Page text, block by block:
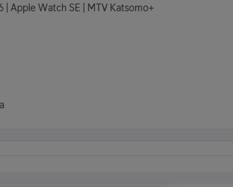
| Apple Watch SE | MTV Katsomo+